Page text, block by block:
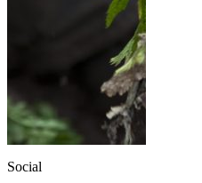
Social